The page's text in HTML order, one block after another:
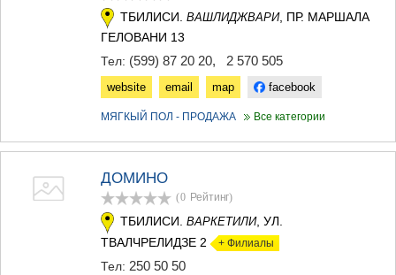
ЦАЛЕНДЖИХА
АНАКЛИА
САМЦХЕ-ДЖАВАХЕТИ
АХАЛКАЛАКИ
ТБИЛИСИ. ВАШЛИДЖВАРИ, ПР. МАРШАЛА
ГЕЛОВАНИ 13
Тел: (599) 87 20 20, 2 570 505
website email map facebook
МЯГКЫЙ ПОЛ - ПРОДАЖА Все категории
ДОМИНО
(0 Рейтинг)
ТБИЛИСИ. ВАРКЕТИЛИ, УЛ.
ТВАЛЧРЕЛИДЗЕ 2 + Филиалы
Тел: 250 50 50